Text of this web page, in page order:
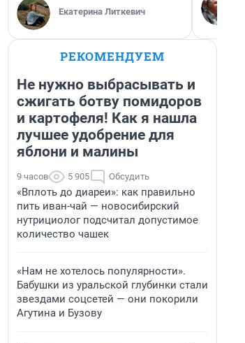
Екатерина Литкевич
РЕКОМЕНДУЕМ
Не нужно выбрасывать и
сжигать ботву помидоров
и картофеля! Как я нашла
лучшее удобрение для
яблони и малины
9 часов 5 905 Обсудить
«Вплоть до диареи»: как правильно
пить иван-чай — новосибирский
нутрициолог подсчитал допустимое
количество чашек
«Нам не хотелось популярности».
Бабушки из уральской глубинки стали
звездами соцсетей — они покорили
Агутина и Бузову